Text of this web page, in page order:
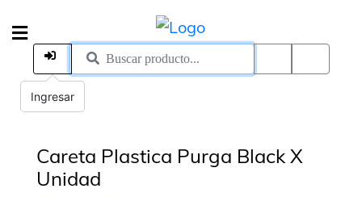
Careta Plastica Purga Black X
Unidad
Ingresar